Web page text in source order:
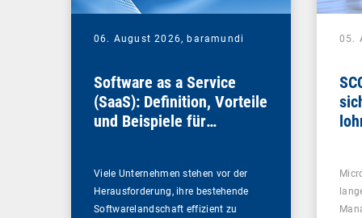
06. August 2026, baramundi
Software as a Service
(SaaS): Definition, Vorteile
und Beispiele für
Viele Unternehmen stehen vor der
Herausforderung, ihre bestehende
Softwarelandschaft effizient zu
05.